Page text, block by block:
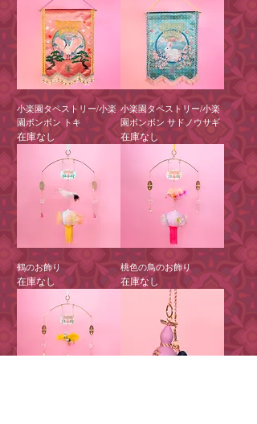
小楽園タペストリー/小楽
園ボンボン トキ
在庫なし
小楽園タペストリー/小楽
園ボンボン サドノウサギ
在庫なし
鶴のお飾り
在庫なし
桃色の鳥のお飾り
在庫なし